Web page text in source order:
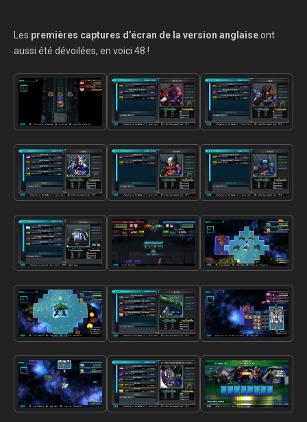
Les premières captures d’écran de la version anglaiseont
aussi été dévoilées, en voici 48 !